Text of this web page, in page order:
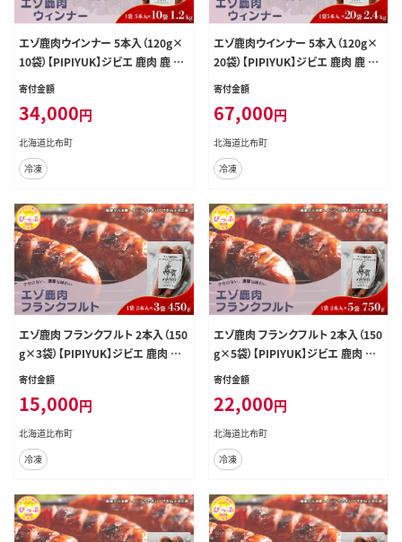
エゾ鹿肉ウインナー 5本入（120g×
10袋）【PIPIYUK】ジビエ 鹿肉 鹿 蝦
夷鹿 シカ おやつ おつまみ スパイシ
3-013
寄付金額
34,000円
北海道比布町
冷凍
エゾ鹿肉ウインナー 5本入（120g×
20袋）【PIPIYUK】ジビエ 鹿肉 鹿 蝦
夷鹿 シカ おやつ おつまみ スパイシ
3-015
寄付金額
67,000円
北海道比布町
冷凍
エゾ鹿肉 フランクフルト 2本入（150
g×3袋）【PIPIYUK】ジビエ 鹿肉 鹿
蝦夷鹿 シカ おやつ おつまみ スパイ
023-016
寄付金額
15,000円
北海道比布町
冷凍
エゾ鹿肉 フランクフルト 2本入（150
g×5袋）【PIPIYUK】ジビエ 鹿肉 鹿
蝦夷鹿 シカ おやつ おつまみ スパイ
023-017
寄付金額
22,000円
北海道比布町
冷凍